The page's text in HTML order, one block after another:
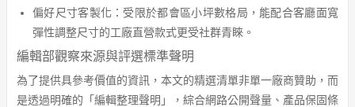
偏好尺寸客製化：受限於都會區小坪數格局，能配合客廳面寬
彈性調整尺寸的工廠直營款式更受社群青睞。
編輯部觀察來源與評選標準聲明
為了提供具參考價值的資訊，本文的精選清單非單一廠商贊助，而
是透過明確的「編輯整理聲明」，綜合網路公開聲量、產品保固條